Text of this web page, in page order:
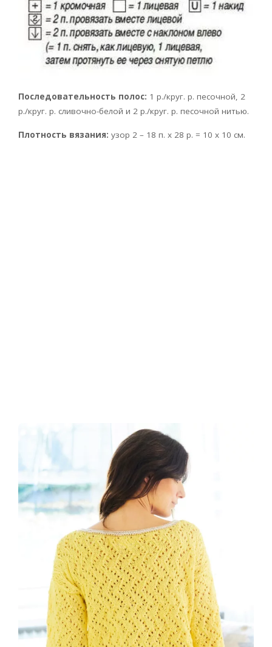
Последовательность полос: 1 р./круг. р. песочной, 2
р./круг. р. сливочно-белой и 2 р./круг. р. песочной нитью.
Плотность вязания: узор 2 – 18 п. х 28 р. = 10 х 10 см.